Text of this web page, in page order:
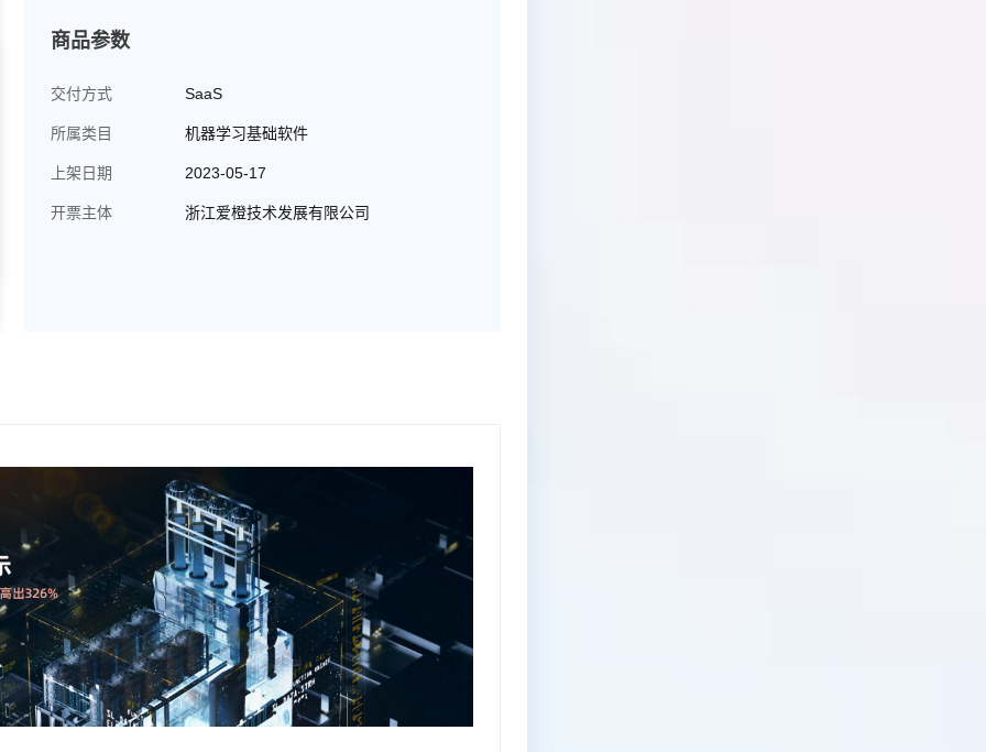
商品参数
交付方式 SaaS
所属类目 机器学习基础软件
上架日期 2023-05-17
开票主体 浙江爱橙技术发展有限公司